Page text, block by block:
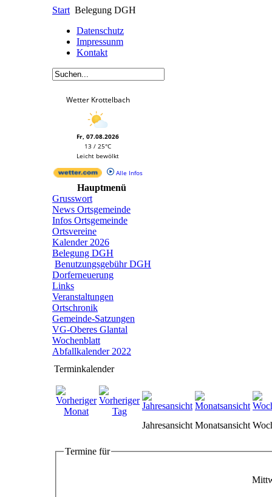
Start Belegung DGH
Datenschutz
Impressunm
Kontakt
Wetter Krottelbach
Fr, 07.08.2026
13 / 25°C
Leicht bewölkt
Alle Infos
Hauptmenü
Grusswort
News Ortsgemeinde
Infos Ortsgemeinde
Ortsvereine
Kalender 2026
Belegung DGH
Benutzungsgebühr DGH
Dorferneuerung
Links
Veranstaltungen
Ortschronik
Gemeinde-Satzungen
VG-Oberes Glantal
Wochenblatt
Abfallkalender 2022
Terminkalender
Jahresansicht Monatsansicht
Termine für